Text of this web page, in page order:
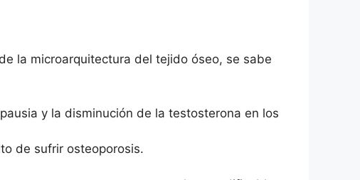
la microarquitectura del tejido óseo, se sabe
y la disminución de la testosterona en los
de sufrir osteoporosis.